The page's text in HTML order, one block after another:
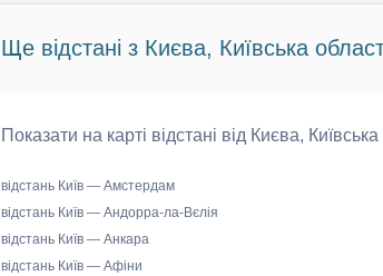
Ще відстані з Києва, Київська
Показати на карті відстані від Києва,
відстань Київ — Амстердам
відстань Київ — Андорра-ла-Вєлія
відстань Київ — Анкара
відстань Київ — Афіни